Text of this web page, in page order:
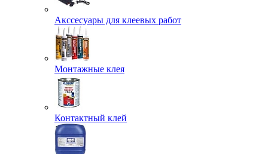
Акссесуары для клеевых работ
Монтажные клея
Контактный клей